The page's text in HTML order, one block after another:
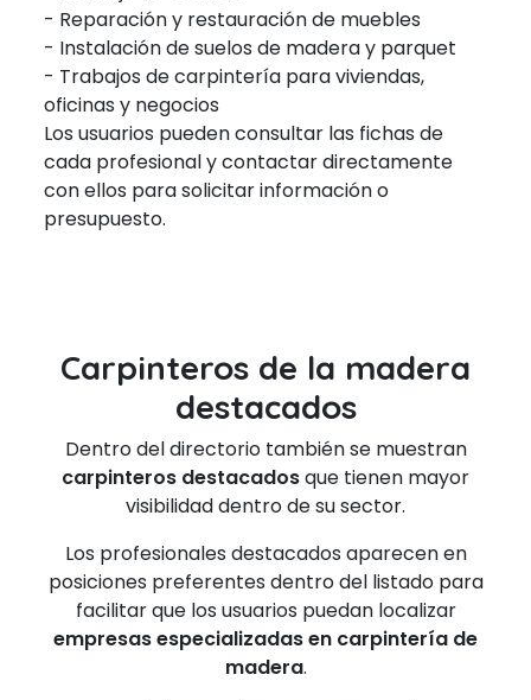
- Reparación y restauración de muebles
- Instalación de suelos de madera y parquet
- Trabajos de carpintería para viviendas,
oficinas y negocios
Los usuarios pueden consultar las fichas de
cada profesional y contactar directamente
con ellos para solicitar información o
presupuesto.
Carpinteros de la madera
destacados
Dentro del directorio también se muestran
carpinteros destacadosque tienen mayor
visibilidad dentro de su sector.
Los profesionales destacados aparecen en
posiciones preferentes dentro del listado para
facilitar que los usuarios puedan localizar
empresas especializadas en carpintería de
madera.